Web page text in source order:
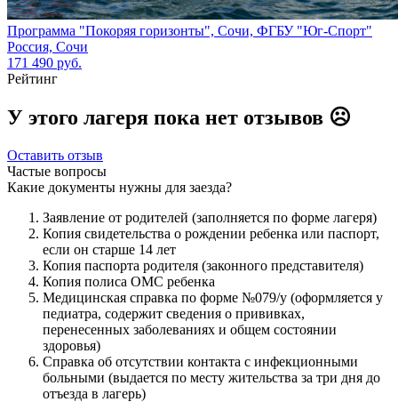
Программа "Покоряя горизонты", Сочи, ФГБУ "Юг-Спорт"
Россия, Сочи
171 490 руб.
Рейтинг
У этого лагеря пока нет отзывов ☹️
Оставить отзыв
Частые вопросы
Какие документы нужны для заезда?
Заявление от родителей (заполняется по форме лагеря)
Копия свидетельства о рождении ребенка или паспорт,
если он старше 14 лет
Копия паспорта родителя (законного представителя)
Копия полиса ОМС ребенка
Медицинская справка по форме №079/у (оформляется у
педиатра, содержит сведения о прививках,
перенесенных заболеваниях и общем состоянии
здоровья)
Справка об отсутствии контакта с инфекционными
больными (выдается по месту жительства за три дня до
отъезда в лагерь)